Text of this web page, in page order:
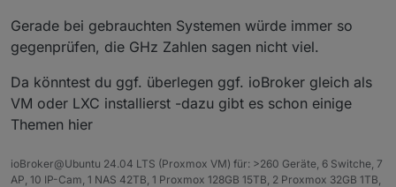
Gerade bei gebrauchten Systemen würde immer so
gegenprüfen, die GHz Zahlen sagen nicht viel.
Da könntest du ggf. überlegen ggf. ioBroker gleich als
VM oder LXC installierst -dazu gibt es schon einige
Themen hier
ioBroker@Ubuntu 24.04 LTS (Proxmox VM) für: >260 Geräte, 6 Switche, 7
AP, 10 IP-Cam, 1 NAS 42TB, 1 Proxmox 128GB 15TB, 2 Proxmox 32GB 1TB,